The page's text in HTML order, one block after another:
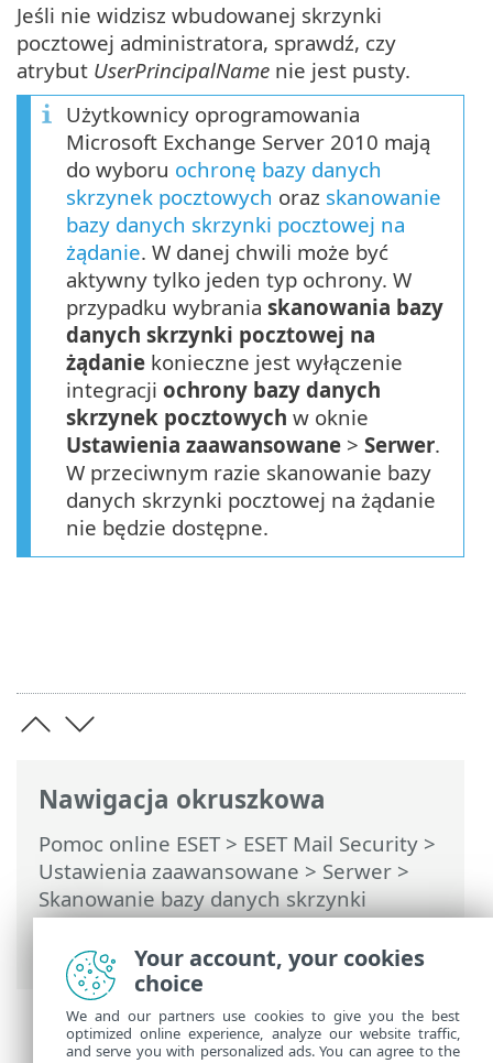
Nawigacja okruszkowa
Pomoc online ESET> ESET Mail Security >
Ustawienia zaawansowane > Serwer >
Skanowanie bazy danych skrzynki
pocztowej na żądanie> Skanowanie bazy
danych skrzynek pocztowych
Jeśli nie widzisz wbudowanej skrzynki
pocztowej administratora, sprawdź, czy
atrybut UserPrincipalName nie jest pusty.
Użytkownicy oprogramowania
Microsoft Exchange Server 2010 mają
do wyboru ochronę bazy danych
skrzynek pocztowych oraz skanowanie
bazy danych skrzynki pocztowej na
żądanie. W danej chwili może być
aktywny tylko jeden typ ochrony. W
przypadku wybrania skanowania bazy
danych skrzynki pocztowej na
żądanie konieczne jest wyłączenie
integracji ochrony bazy danych
skrzynek pocztowych w oknie
Ustawienia zaawansowane > Serwer.
W przeciwnym razie skanowanie bazy
danych skrzynki pocztowej na żądanie
nie będzie dostępne.
Your account, your cookies
choice
We and our partners use cookies to give you the best
optimized online experience, analyze our website traffic,
and serve you with personalized ads. You can agree to the